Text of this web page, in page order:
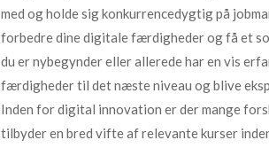
med og holde sig konkurrencedygtig på
forbedre dine digitale færdigheder og få et
du er nybegynder eller allerede har en vis
færdigheder til det næste niveau og blive
Inden for digital innovation er der mange
tilbyder en bred vifte af relevante kurser